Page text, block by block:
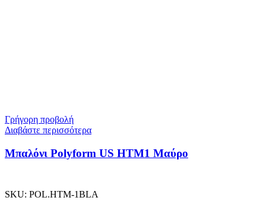
Γρήγορη προβολή
Διαβάστε περισσότερα
Μπαλόνι Polyform US ΗΤΜ1 Μαύρο
SKU: POL.HTM-1BLA